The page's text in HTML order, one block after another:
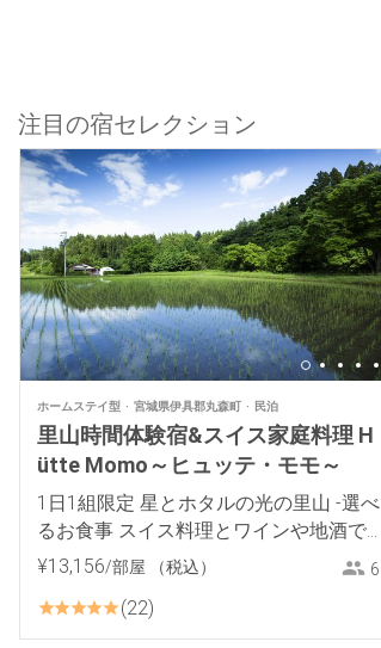
注目の宿セレクション
ホームステイ型 宮城県伊具郡丸森町 民泊
里山時間体験宿&スイス家庭料理 H
ütte Momo～ヒュッテ・モモ～
1日1組限定 星とホタルの光の里山 -選べ
るお食事 スイス料理とワインや地酒で
おもてなし-
¥13,156/部屋 （税込） 6
22